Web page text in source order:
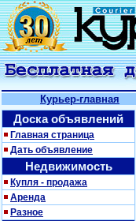
Курьер-главная
Доска объявлений
Главная страница
Дать объявление
Недвижимость
Купля - продажа
Аренда
Разное